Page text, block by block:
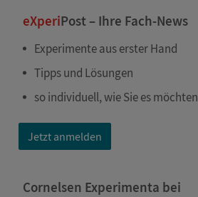
eXperiPost – Ihre Fach-News
Experimente aus erster Hand
Tipps und Lösungen
so individuell, wie Sie es möchten
Jetzt anmelden
Cornelsen Experimenta bei